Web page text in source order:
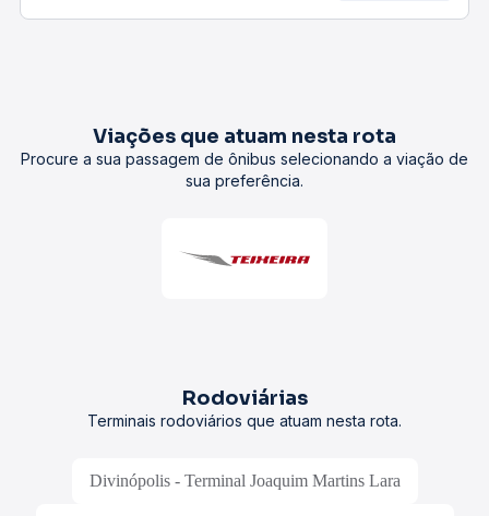
Viações que atuam nesta rota
Procure a sua passagem de ônibus selecionando a viação de
sua preferência.
Rodoviárias
Terminais rodoviários que atuam nesta rota.
Divinópolis - Terminal Joaquim Martins Lara